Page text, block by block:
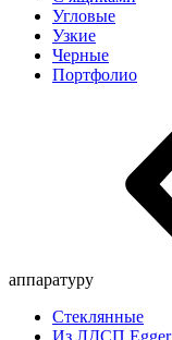
Угловые
Узкие
Черные
Портфолио
аппаратуру
Стеклянные